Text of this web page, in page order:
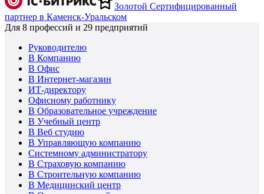
Золотой Сертифицированный
партнер в Каменск-Уральском
Для 8 профессий и 29 предприятий
Руководителю
В Компанию
В Офис
В Интернет-магазин
ИТ-директору
Офисному работнику
В Образовательное учреждение
В Учебный центр
В Веб студию
В Управляющую компанию
Системному администратору
В Страховую компанию
В Строительную компанию
В Медицинский центр